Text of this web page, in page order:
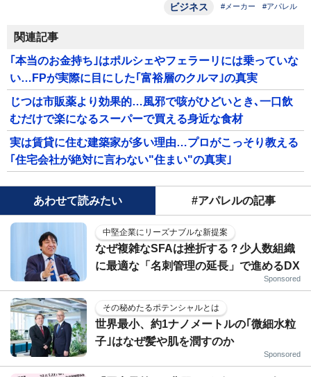
ビジネス #メーカー #アパレル
関連記事
｢本当のお金持ち｣はポルシェやフェラーリには乗っていな
い…FPが実際に目にした｢富裕層のクルマ｣の真実
じつは市販薬より効果的…風邪で咳がひどいとき､一口飲
むだけで楽になるスーパーで買える身近な食材
実は賃貸に住む建築家が多い理由…プロがこっそり教える
｢住宅会社が絶対に言わない"住まい"の真実｣
あわせて読みたい #アパレルの記事
中堅企業にリーズナブルな新提案
なぜ複雑なSFAは挫折する？少人数組織
に最適な「名刺管理の延長」で進めるDX
Sponsored
その秘めたるポテンシャルとは
世界最小、約1ナノメートルの｢微細水粒
子｣はなぜ髪や肌を潤すのか
Sponsored